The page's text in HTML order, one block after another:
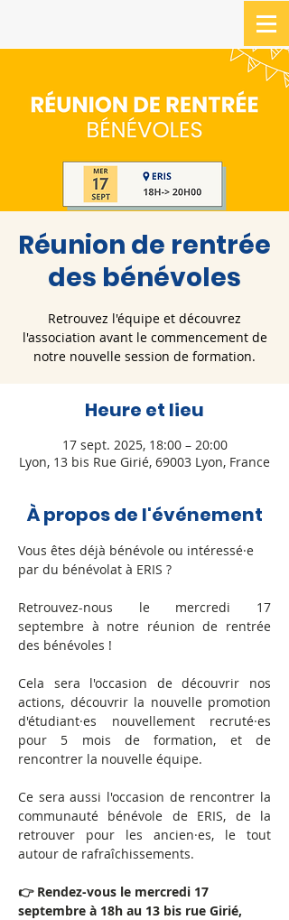
Réunion de rentrée
des bénévoles
Retrouvez l'équipe et découvrez
l'association avant le commencement de
notre nouvelle session de formation.
Heure et lieu
17 sept. 2025, 18:00 – 20:00
Lyon, 13 bis Rue Girié, 69003 Lyon, France
À propos de l'événement
Vous êtes déjà bénévole ou intéressé·e
par du bénévolat à ERIS ?
Retrouvez-nous le mercredi 17
septembre à notre réunion de rentrée
des bénévoles !
Cela sera l'occasion de découvrir nos
actions, découvrir la nouvelle promotion
d'étudiant·es nouvellement recruté·es
pour 5 mois de formation, et de
rencontrer la nouvelle équipe.
Ce sera aussi l'occasion de rencontrer la
communauté bénévole de ERIS, de la
retrouver pour les ancien·es, le tout
autour de rafraîchissements.
👉 Rendez-vous le mercredi 17
septembre à 18h au 13 bis rue Girié,